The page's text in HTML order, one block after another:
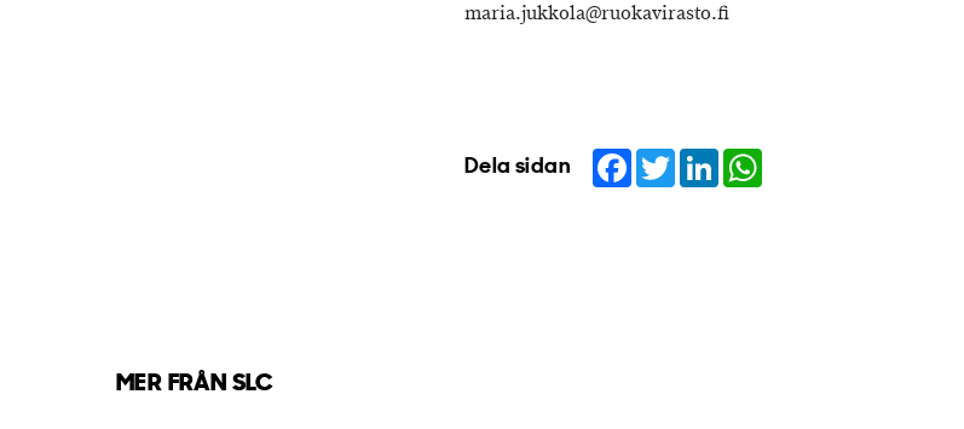
maria.jukkola@ruokavirasto.fi
Dela sidan Facebook
TwitterLinkedIn
MER FRÅN SLC